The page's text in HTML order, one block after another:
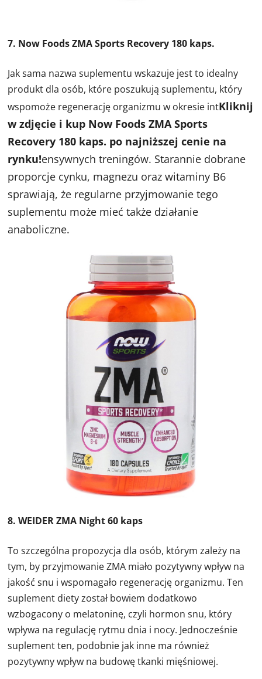
7. Now Foods ZMA Sports Recovery 180 kaps.
Jak sama nazwa suplementu wskazuje jest to idealny
produkt dla osób, które poszukują suplementu, który
wspomoże regenerację organizmu w okresie intKliknij
w zdjęcie i kup Now Foods ZMA Sports
Recovery 180 kaps. po najniższej cenie na
rynku!ensywnych treningów. Starannie dobrane
proporcje cynku, magnezu oraz witaminy B6
sprawiają, że regularne przyjmowanie tego
suplementu może mieć także działanie
anaboliczne.
8. WEIDER ZMA Night 60 kaps
To szczególna propozycja dla osób, którym zależy na
tym, by przyjmowanie ZMA miało pozytywny wpływ na
jakość snu i wspomagało regenerację organizmu. Ten
suplement diety został bowiem dodatkowo
wzbogacony o melatoninę, czyli hormon snu, który
wpływa na regulację rytmu dnia i nocy. Jednocześnie
suplement ten, podobnie jak inne ma również
pozytywny wpływ na budowę tkanki mięśniowej.